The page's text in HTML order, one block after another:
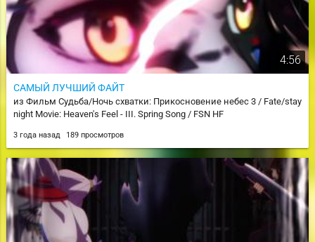
4:56
САМЫЙ ЛУЧШИЙ ФАЙТ
из Фильм Судьба/Ночь схватки: Прикосновение небес 3 / Fate/stay
night Movie: Heaven's Feel - III. Spring Song / FSN HF
3 года назад 189 просмотров